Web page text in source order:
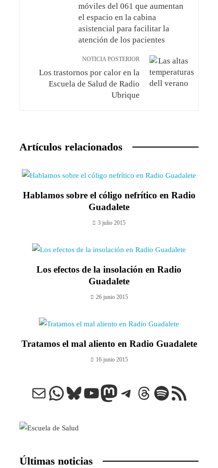
móviles del 061 que aumentan
el espacio en la cabina
asistencial para facilitar la
atención de los pacientes
NOTICIA POSTERIOR
Los trastornos por calor en la
Escuela de Salud de Radio
Ubrique
Artículos relacionados
Hablamos sobre el cóligo nefrítico en Radio
Guadalete
3 julio 2015
Los efectos de la insolación en Radio
Guadalete
26 junio 2015
Tratamos el mal aliento en Radio Guadalete
16 junio 2015
Correo electrónico
WhatsApp
Bluesky
YouTube
Mastodon
Telegram
Threads
Spotify
Feed RSS
Últimas noticias